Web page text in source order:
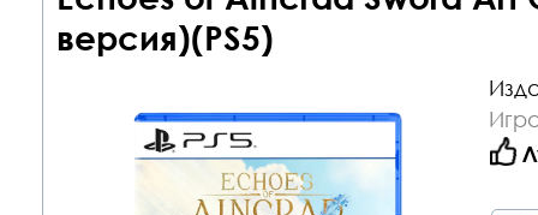
версия)(PS5)